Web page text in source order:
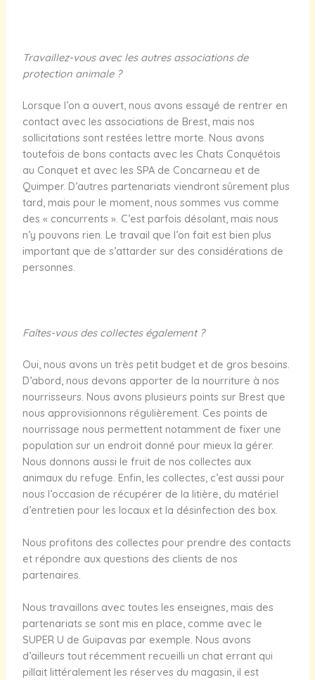
Travaillez-vous avec les autres associations de
protection animale ?
Lorsque l’on a ouvert, nous avons essayé de rentrer en
contact avec les associations de Brest, mais nos
sollicitations sont restées lettre morte. Nous avons
toutefois de bons contacts avec les Chats Conquétois
au Conquet et avec les SPA de Concarneau et de
Quimper. D’autres partenariats viendront sûrement plus
tard, mais pour le moment, nous sommes vus comme
des « concurrents ». C’est parfois désolant, mais nous
n’y pouvons rien. Le travail que l’on fait est bien plus
important que de s’attarder sur des considérations de
personnes.
Faîtes-vous des collectes également ?
Oui, nous avons un très petit budget et de gros besoins.
D’abord, nous devons apporter de la nourriture à nos
nourrisseurs. Nous avons plusieurs points sur Brest que
nous approvisionnons régulièrement. Ces points de
nourrissage nous permettent notamment de fixer une
population sur un endroit donné pour mieux la gérer.
Nous donnons aussi le fruit de nos collectes aux
animaux du refuge. Enfin, les collectes, c’est aussi pour
nous l’occasion de récupérer de la litière, du matériel
d’entretien pour les locaux et la désinfection des box.
Nous profitons des collectes pour prendre des contacts
et répondre aux questions des clients de nos
partenaires.
Nous travaillons avec toutes les enseignes, mais des
partenariats se sont mis en place, comme avec le
SUPER U de Guipavas par exemple. Nous avons
d’ailleurs tout récemment recueilli un chat errant qui
pillait littéralement les réserves du magasin, il est